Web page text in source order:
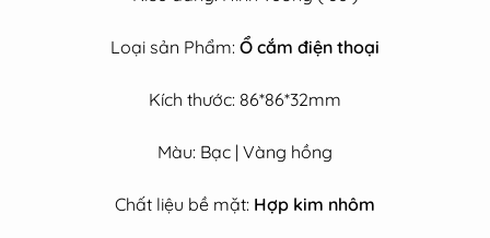
Loại sản Phẩm: Ổ cắm điện thoại
Kích thước: 86*86*32mm
Màu: Bạc | Vàng hồng
Chất liệu bề mặt: Hợp kim nhôm